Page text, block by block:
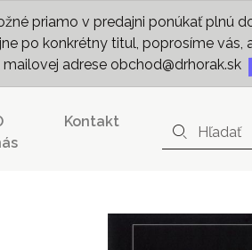
priamo v predajni ponúkať plnú
po konkrétny titul, poprosíme vás,
adrese obchod@drhorak.sk
Kontakt